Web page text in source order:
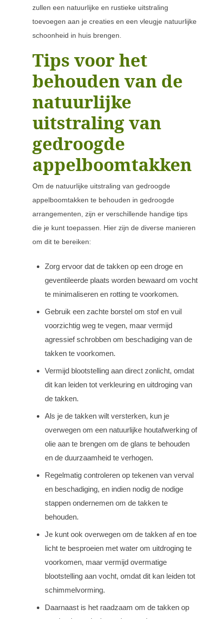
zullen een natuurlijke en rustieke uitstraling
toevoegen aan je creaties en een vleugje natuurlijke
schoonheid in huis brengen.
Tips voor het
behouden van de
natuurlijke
uitstraling van
gedroogde
appelboomtakken
Om de natuurlijke uitstraling van gedroogde
appelboomtakken te behouden in gedroogde
arrangementen, zijn er verschillende handige tips
die je kunt toepassen. Hier zijn de diverse manieren
om dit te bereiken:
Zorg ervoor dat de takken op een droge en
geventileerde plaats worden bewaard om vocht
te minimaliseren en rotting te voorkomen.
Gebruik een zachte borstel om stof en vuil
voorzichtig weg te vegen, maar vermijd
agressief schrobben om beschadiging van de
takken te voorkomen.
Vermijd blootstelling aan direct zonlicht, omdat
dit kan leiden tot verkleuring en uitdroging van
de takken.
Als je de takken wilt versterken, kun je
overwegen om een natuurlijke houtafwerking of
olie aan te brengen om de glans te behouden
en de duurzaamheid te verhogen.
Regelmatig controleren op tekenen van verval
en beschadiging, en indien nodig de nodige
stappen ondernemen om de takken te
behouden.
Je kunt ook overwegen om de takken af en toe
licht te besproeien met water om uitdroging te
voorkomen, maar vermijd overmatige
blootstelling aan vocht, omdat dit kan leiden tot
schimmelvorming.
Daarnaast is het raadzaam om de takken op